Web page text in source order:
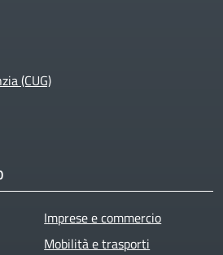
(CUG)
Imprese e commercio
Mobilità e trasporti